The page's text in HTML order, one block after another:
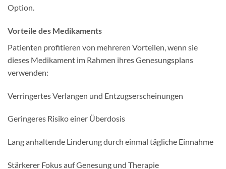
Option.
Vorteile des Medikaments
Patienten profitieren von mehreren Vorteilen, wenn sie
dieses Medikament im Rahmen ihres Genesungsplans
verwenden:
Verringertes Verlangen und Entzugserscheinungen
Geringeres Risiko einer Überdosis
Lang anhaltende Linderung durch einmal tägliche Einnahme
Stärkerer Fokus auf Genesung und Therapie